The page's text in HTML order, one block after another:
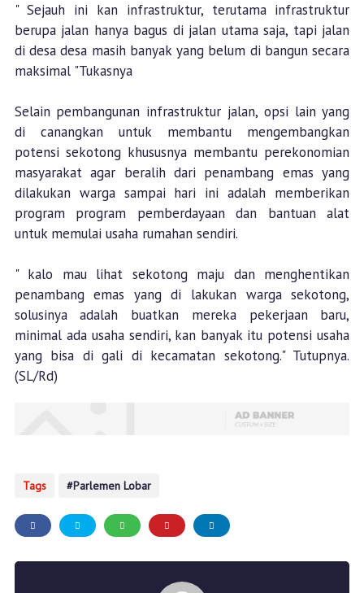
" Sejauh ini kan infrastruktur, terutama infrastruktur
berupa jalan hanya bagus di jalan utama saja, tapi jalan
di desa desa masih banyak yang belum di bangun secara
maksimal "Tukasnya
Selain pembangunan infrastruktur jalan, opsi lain yang
di canangkan untuk membantu mengembangkan
potensi sekotong khususnya membantu perekonomian
masyarakat agar beralih dari penambang emas yang
dilakukan warga sampai hari ini adalah memberikan
program program pemberdayaan dan bantuan alat
untuk memulai usaha rumahan sendiri.
" kalo mau lihat sekotong maju dan menghentikan
penambang emas yang di lakukan warga sekotong,
solusinya adalah buatkan mereka pekerjaan baru,
minimal ada usaha sendiri, kan banyak itu potensi usaha
yang bisa di gali di kecamatan sekotong." Tutupnya.
(SL/Rd)
Tags Parlemen Lobar